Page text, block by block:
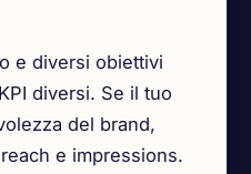
e diversi obiettivi
diversi. Se il tuo
del brand,
e impressions.